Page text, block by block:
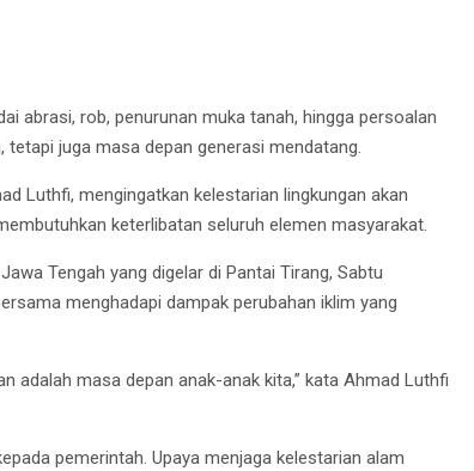
abrasi, rob, penurunan muka tanah, hingga persoalan
juga masa depan generasi mendatang.
Luthfi, mengingatkan kelestarian lingkungan akan
keterlibatan seluruh elemen masyarakat.
Tengah yang digelar di Pantai Tirang, Sabtu
menghadapi dampak perubahan iklim yang
adalah masa depan anak-anak kita,” kata Ahmad Luthfi
pemerintah. Upaya menjaga kelestarian alam